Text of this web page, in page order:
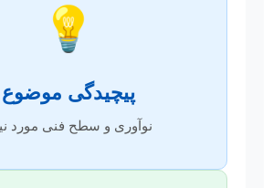
💡
پیچیدگی موضوع
نوآوری و سطح فنی مورد